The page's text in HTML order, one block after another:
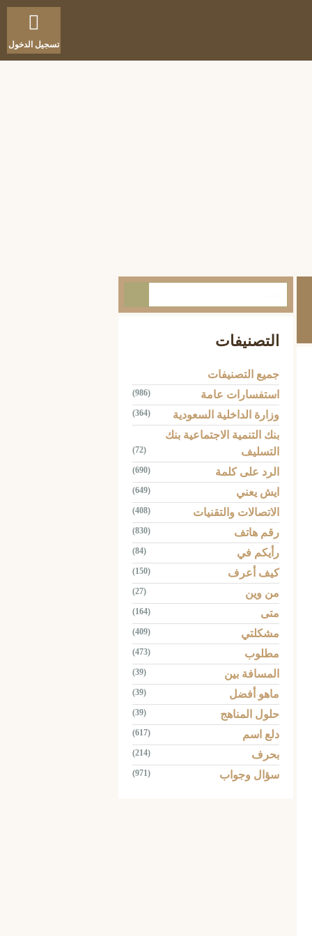
تسجيل الدخول
التصنيفات
جميع التصنيفات
استفسارات عامة
(986)
وزارة الداخلية السعودية (364)
بنك التنمية الاجتماعية بنك
التسليف
(72)
الرد على كلمة (690)
ايش يعني (649)
الاتصالات والتقنيات (408)
رقم هاتف (830)
رأيكم في (84)
كيف أعرف (150)
من وين (27)
متى (164)
مشكلتي (409)
مطلوب (473)
المسافة بين (39)
ماهو أفضل (39)
حلول المناهج (39)
دلع اسم (617)
بحرف (214)
سؤال وجواب (971)